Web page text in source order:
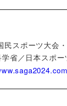
民スポーツ大会
省／日本スポ